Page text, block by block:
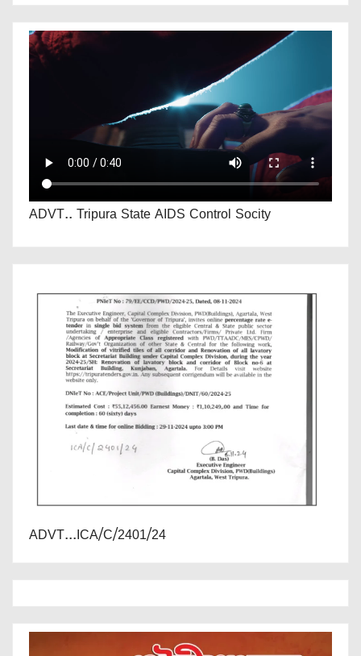
ADVT.. Tripura State AIDS Control Socity
ADVT...ICA/C/2401/24